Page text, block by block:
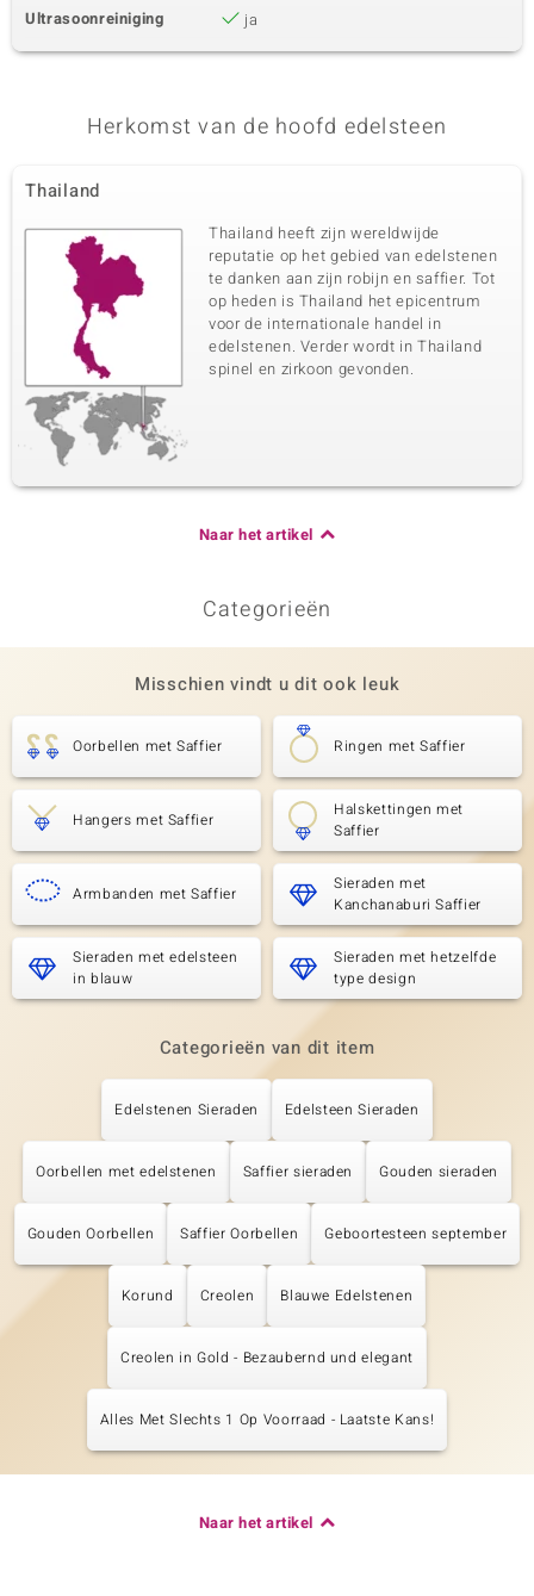
Ultrasoonreiniging ja
Herkomst van de hoofd edelsteen
Thailand
Thailand heeft zijn wereldwijde
reputatie op het gebied van edelstenen
te danken aan zijn robijn en saffier. Tot
op heden is Thailand het epicentrum
voor de internationale handel in
edelstenen. Verder wordt in Thailand
spinel en zirkoon gevonden.
Naar het artikel
Categorieën
Misschien vindt u dit ook leuk
Oorbellen met Saffier Ringen met Saffier
Hangers met Saffier
Halskettingen met
Saffier
Armbanden met Saffier
Sieraden met
Kanchanaburi Saffier
Sieraden met edelsteen
in blauw
Sieraden met hetzelfde
type design
Categorieën van dit item
Edelstenen Sieraden Edelsteen Sieraden
Oorbellen met edelstenen Saffier sieraden Gouden sieraden
Gouden Oorbellen Saffier Oorbellen Geboortesteen september
Korund Creolen Blauwe Edelstenen
Creolen in Gold - Bezaubernd und elegant
Alles Met Slechts 1 Op Voorraad - Laatste Kans!
Naar het artikel